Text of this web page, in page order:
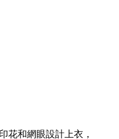
花和網眼設計上衣，